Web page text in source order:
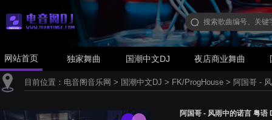
网站首页 独家舞曲 国潮中文DJ 夜店商业舞曲
目前位置： 电音阁音乐网 > 国潮中文DJ > FK/ProgHouse > 阿国哥 -
阿国哥 - 风雨中的诺言 粤语